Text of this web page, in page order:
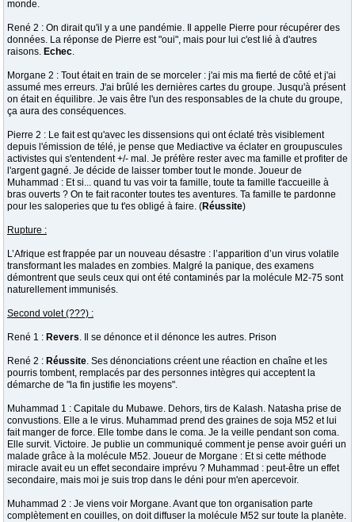
monde.
René 2 : On dirait qu'il y a une pandémie. Il appelle Pierre pour récupérer des
données. La réponse de Pierre est "oui", mais pour lui c'est lié à d'autres
raisons. Echec.
Morgane 2 : Tout était en train de se morceler : j'ai mis ma fierté de côté et j'ai
assumé mes erreurs. J'ai brûlé les dernières cartes du groupe. Jusqu'à présent
on était en équilibre. Je vais être l'un des responsables de la chute du groupe,
ça aura des conséquences.
Pierre 2 : Le fait est qu'avec les dissensions qui ont éclaté très visiblement
depuis l'émission de télé, je pense que Mediactive va éclater en groupuscules
activistes qui s'entendent +/- mal. Je préfère rester avec ma famille et profiter de
l'argent gagné. Je décide de laisser tomber tout le monde. Joueur de
Muhammad : Et si... quand tu vas voir ta famille, toute ta famille t'accueille à
bras ouverts ? On te fait raconter toutes tes aventures. Ta famille te pardonne
pour les saloperies que tu t'es obligé à faire. (Réussite)
Rupture :
L’Afrique est frappée par un nouveau désastre : l’apparition d’un virus volatile
transformant les malades en zombies. Malgré la panique, des examens
démontrent que seuls ceux qui ont été contaminés par la molécule M2-75 sont
naturellement immunisés.
Second volet (???) :
René 1 : Revers. Il se dénonce et il dénonce les autres. Prison
René 2 : Réussite. Ses dénonciations créent une réaction en chaîne et les
pourris tombent, remplacés par des personnes intègres qui acceptent la
démarche de "la fin justifie les moyens".
Muhammad 1 : Capitale du Mubawe. Dehors, tirs de Kalash. Natasha prise de
convustions. Elle a le virus. Muhammad prend des graines de soja M52 et lui
fait manger de force. Elle tombe dans le coma. Je la veille pendant son coma.
Elle survit. Victoire. Je publie un communiqué comment je pense avoir guéri un
malade grâce à la molécule M52. Joueur de Morgane : Et si cette méthode
miracle avait eu un effet secondaire imprévu ? Muhammad : peut-être un effet
secondaire, mais moi je suis trop dans le déni pour m'en apercevoir.
Muhammad 2 : Je viens voir Morgane. Avant que ton organisation parte
complètement en couilles, on doit diffuser la molécule M52 sur toute la planète.